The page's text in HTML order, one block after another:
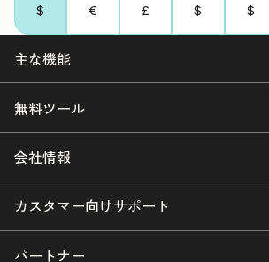
$
€
£
$
$
主な機能
無料ツール
会社情報
カスタマー向けサポート
パートナー